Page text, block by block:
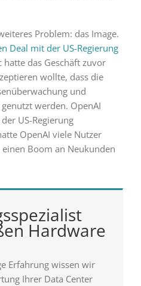
Problem: das Image.
Deal mit der US-Regierung
hatte das Geschäft zuvor
wollte, dass die
und
werden. OpenAI
US-Regierung
OpenAI viele Nutzer
Boom an Neukunden
Hardware
Erfahrung wissen wir
Ihrer Data Center